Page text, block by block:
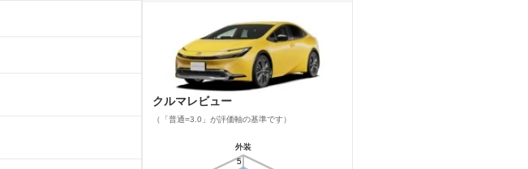
クルマレビュー
（「普通=3.0」が評価軸の基準です）
外装
5
外装
5